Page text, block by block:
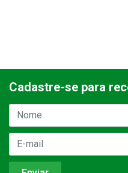
Cadastre-se para